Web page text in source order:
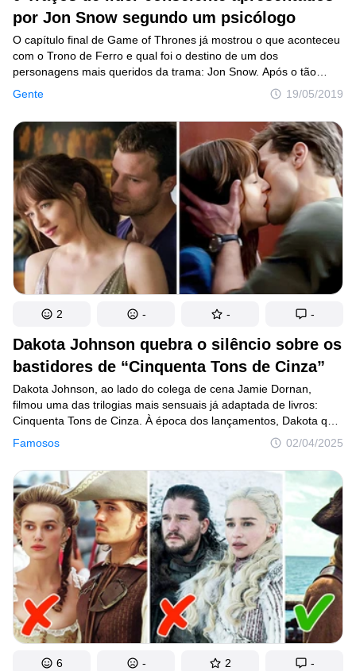
por Jon Snow segundo um psicólogo
Gente 19/05/2019
O capítulo final de Game of Thrones já mostrou o que aconteceu
com o Trono de Ferro e qual foi o destino de um dos
personagens mais queridos da trama: Jon Snow. Após o tão
esperado fim da saga escrita originalmente por George R. R.
Martin, os fãs continuam discutindo se aquilo que foi reservado
ao personagem foi justo ou não, mas uma coisa é certa: Snow
apresentou, no decorrer do seriado, 9 qualidades de um líder
consciente de seus deveres. É isso que revela a análise
do psicólogo Martín Reynoso, realizada sobre o personagem
vivido por Kit Harington.
Dakota Johnson quebra o silêncio sobre os
bastidores de “Cinquenta Tons de Cinza”
Famosos 02/04/2025
Dakota Johnson, ao lado do colega de cena Jamie Dornan,
filmou uma das trilogias mais sensuais já adaptada de livros:
Cinquenta Tons de Cinza. À época dos lançamentos, Dakota quis
promover os filmes da maneira correta, por isso não podia falar
com sinceridade sobre sua experiência nos bastidores. Mas
recentemente, ela finalmente se abriu e revelou como era estar
do outro lado da tela.
2 - - -
6 - 2 -
Criatividade
Casa
Invenções
Receitas
Arte
Saúde
Admiração
Animais
Fotografia
Famosos
Curiosidades
Humor
Autores
Princípios Editoriais
Fale com a redação
Política de privacidade
Política de Direitos de Autor
Política de Cookies
Termos de Serviço